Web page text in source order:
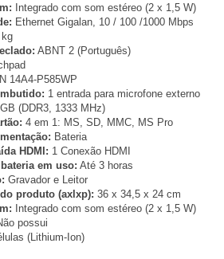
Integrado com som estéreo (2 x 1,5 W)
Ethernet Gigalan, 10 / 100 /1000 Mbps
kg
ABNT 2 (Português)
14A4-P585WP
1 entrada para microfone externo
(DDR3, 1333 MHz)
4 em 1: MS, SD, MMC, MS Pro
Bateria
HDMI: 1 Conexão HDMI
em uso: Até 3 horas
Gravador e Leitor
produto (axlxp): 36 x 34,5 x 24 cm
Integrado com som estéreo (2 x 1,5 W)
possui
(Lithium-Ion)